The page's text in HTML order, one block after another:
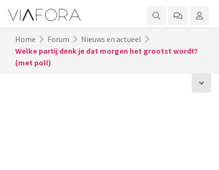
Home Forum
Nieuws en actueel
Welke partij denk je dat morgen het grootst wordt?
(met poll)